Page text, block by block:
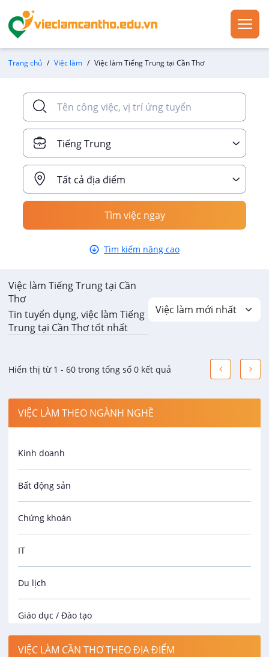
Trang chủ Việc làm Việc làm Tiếng Trung tại Cần Thơ
Tiếng Trung
Tất cả địa điểm
Tìm việc ngay
Tìm kiếm nâng cao
Việc làm Tiếng Trung tại Cần
Thơ
Tin tuyển dụng, việc làm Tiếng
Trung tại Cần Thơ tốt nhất
Hiển thị từ 1 - 60 trong tổng số 0 kết quả
VIỆC LÀM THEO NGÀNH NGHỀ
Kinh doanh
Bất động sản
Chứng khoán
IT
Du lịch
Giáo dục / Đào tạo
Luật
VIỆC LÀM CẦN THƠ THEO ĐỊA ĐIỂM